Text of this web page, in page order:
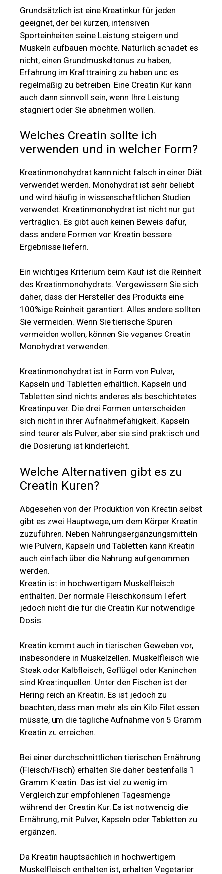
Grundsätzlich ist eine Kreatinkur für jeden
geeignet, der bei kurzen, intensiven
Sporteinheiten seine Leistung steigern und
Muskeln aufbauen möchte. Natürlich schadet es
nicht, einen Grundmuskeltonus zu haben,
Erfahrung im Krafttraining zu haben und es
regelmäßig zu betreiben. Eine Creatin Kur kann
auch dann sinnvoll sein, wenn Ihre Leistung
stagniert oder Sie abnehmen wollen.
Welches Creatin sollte ich
verwenden und in welcher Form?
Kreatinmonohydrat kann nicht falsch in einer Diät
verwendet werden. Monohydrat ist sehr beliebt
und wird häufig in wissenschaftlichen Studien
verwendet. Kreatinmonohydrat ist nicht nur gut
verträglich. Es gibt auch keinen Beweis dafür,
dass andere Formen von Kreatin bessere
Ergebnisse liefern.
Ein wichtiges Kriterium beim Kauf ist die Reinheit
des Kreatinmonohydrats. Vergewissern Sie sich
daher, dass der Hersteller des Produkts eine
100%ige Reinheit garantiert. Alles andere sollten
Sie vermeiden. Wenn Sie tierische Spuren
vermeiden wollen, können Sie veganes Creatin
Monohydrat verwenden.
Kreatinmonohydrat ist in Form von Pulver,
Kapseln und Tabletten erhältlich. Kapseln und
Tabletten sind nichts anderes als beschichtetes
Kreatinpulver. Die drei Formen unterscheiden
sich nicht in ihrer Aufnahmefähigkeit. Kapseln
sind teurer als Pulver, aber sie sind praktisch und
die Dosierung ist kinderleicht.
Welche Alternativen gibt es zu
Creatin Kuren?
Abgesehen von der Produktion von Kreatin selbst
gibt es zwei Hauptwege, um dem Körper Kreatin
zuzuführen. Neben Nahrungsergänzungsmitteln
wie Pulvern, Kapseln und Tabletten kann Kreatin
auch einfach über die Nahrung aufgenommen
werden.
Kreatin ist in hochwertigem Muskelfleisch
enthalten. Der normale Fleischkonsum liefert
jedoch nicht die für die Creatin Kur notwendige
Dosis.
Kreatin kommt auch in tierischen Geweben vor,
insbesondere in Muskelzellen. Muskelfleisch wie
Steak oder Kalbfleisch, Geflügel oder Kaninchen
sind Kreatinquellen. Unter den Fischen ist der
Hering reich an Kreatin. Es ist jedoch zu
beachten, dass man mehr als ein Kilo Filet essen
müsste, um die tägliche Aufnahme von 5 Gramm
Kreatin zu erreichen.
Bei einer durchschnittlichen tierischen Ernährung
(Fleisch/Fisch) erhalten Sie daher bestenfalls 1
Gramm Kreatin. Das ist viel zu wenig im
Vergleich zur empfohlenen Tagesmenge
während der Creatin Kur. Es ist notwendig die
Ernährung, mit Pulver, Kapseln oder Tabletten zu
ergänzen.
Da Kreatin hauptsächlich in hochwertigem
Muskelfleisch enthalten ist, erhalten Vegetarier